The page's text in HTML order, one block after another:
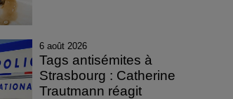
6 août 2026
Tags antisémites à
Strasbourg : Catherine
Trautmann réagit